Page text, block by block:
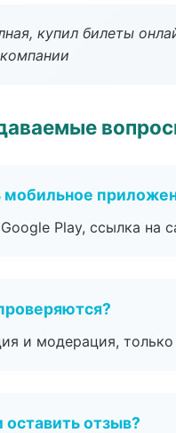
купил билеты
мобильное
Play, ссылка на
и модерация,
отзыв?